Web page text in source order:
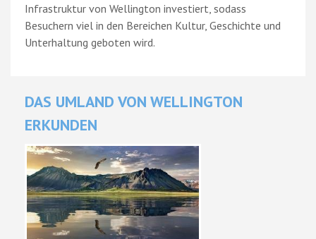
Infrastruktur von Wellington investiert, sodass
Besuchern viel in den Bereichen Kultur, Geschichte und
Unterhaltung geboten wird.
DAS UMLAND VON WELLINGTON
ERKUNDEN